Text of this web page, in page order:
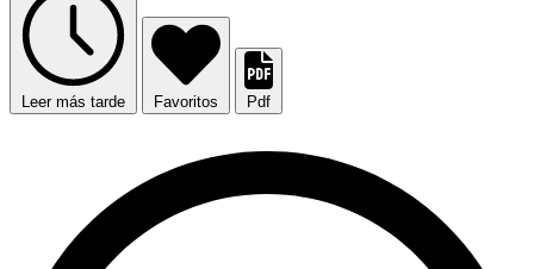
Leer más tarde Favoritos Pdf